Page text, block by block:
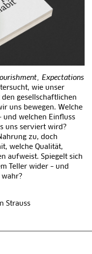
Expectations
wie unser
gesellschaftlichen
uns bewegen. Welche
und welchen Einfluss
uns serviert wird?
zu, doch
welche Qualität,
aufweist. Spiegelt sich
Teller wider – und
Strauss